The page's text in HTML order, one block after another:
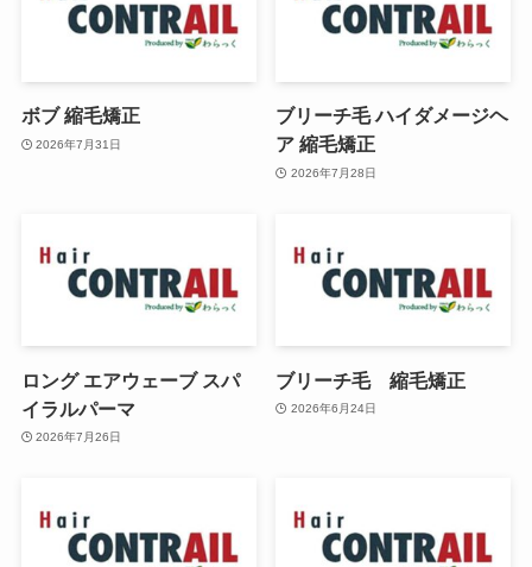
ボブ 縮毛矯正
2026年7月31日
ブリーチ毛 ハイダメージヘ
ア 縮毛矯正
2026年7月28日
ロング エアウェーブ スパ
イラルパーマ
2026年7月26日
ブリーチ毛 縮毛矯正
2026年6月24日